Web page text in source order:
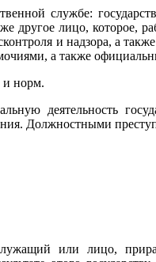
службе:
другое лицо, которое,
и надзора, а
а также
и норм.
деятельность
Должностными
или лицо,